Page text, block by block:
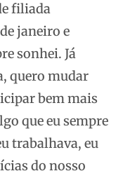
filiada
janeiro e
sonhei. Já
quero mudar
bem mais
que eu sempre
trabalhava, eu
do nosso